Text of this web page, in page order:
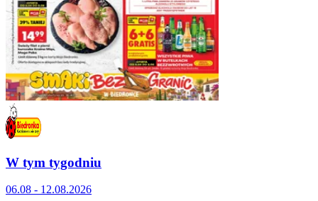
W tym tygodniu
06.08 - 12.08.2026